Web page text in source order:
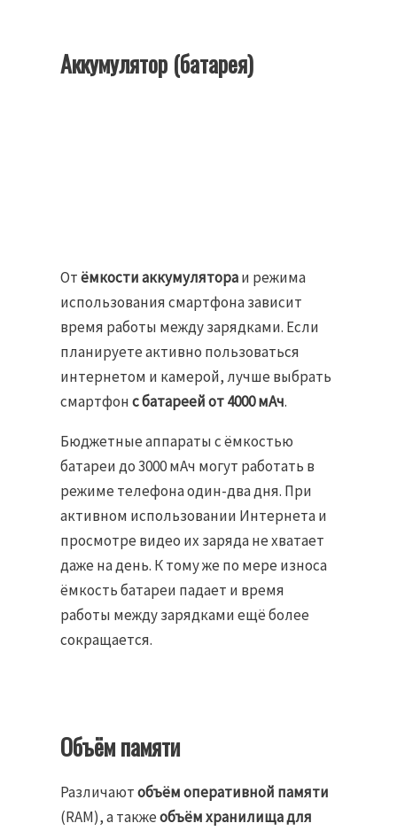
Аккумулятор (батарея)
Отёмкости аккумулятораи режима
использования смартфона зависит
время работы между зарядками. Если
планируете активно пользоваться
интернетом и камерой, лучше выбрать
смартфонс батареей от 4000 мАч.
Бюджетные аппараты с ёмкостью
батареи до 3000 мАч могут работать в
режиме телефона один-два дня. При
активном использовании Интернета и
просмотре видео их заряда не хватает
даже на день. К тому же по мере износа
ёмкость батареи падает и время
работы между зарядками ещё более
сокращается.
Объём памяти
Различаютобъём оперативной памяти
(RAM), а такжеобъём хранилища для